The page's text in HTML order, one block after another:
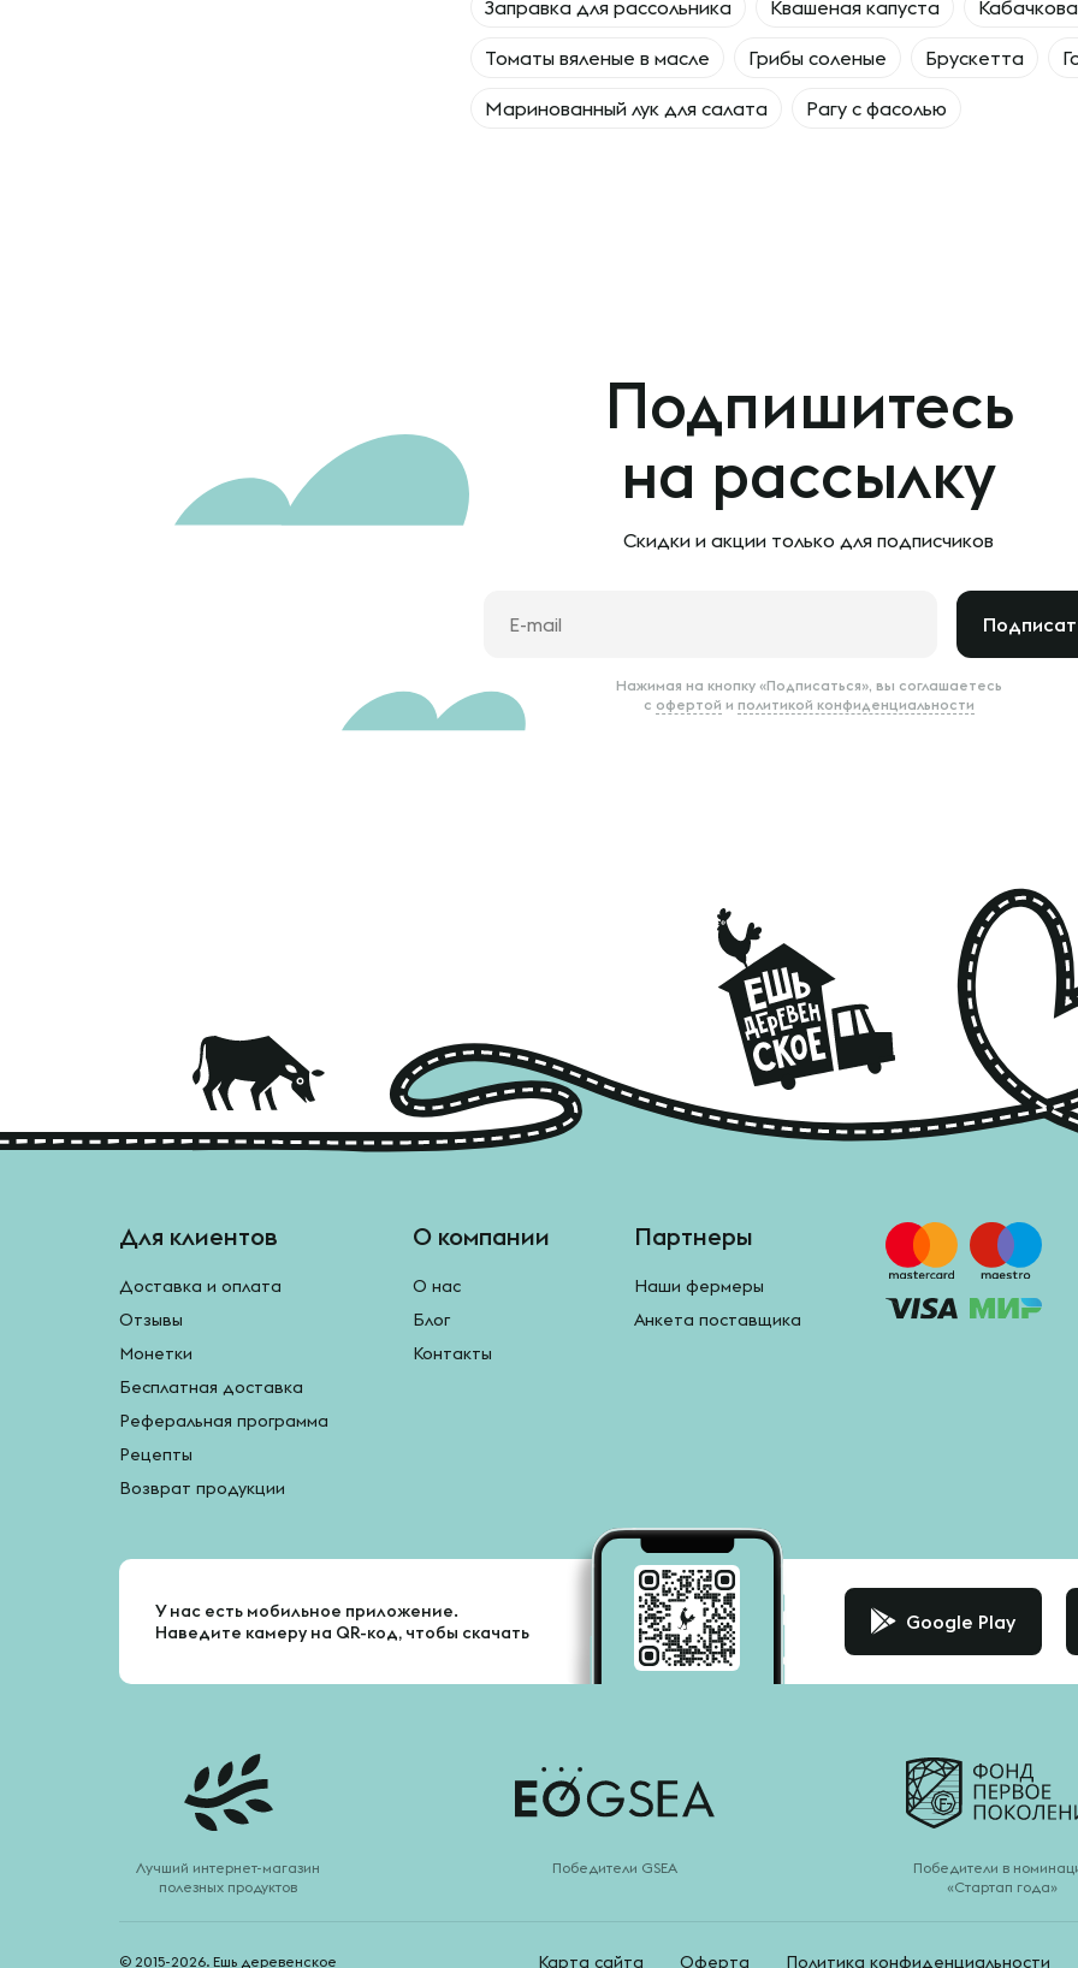
Заправка для рассольника Квашеная капуста
Томаты вяленые в масле Грибы соленые Брускетта
Маринованный лук для салата Рагу с фасолью
Подпишитесь
на рассылку
Скидки и акции только для подписчиков
Нажимая на кнопку «Подписаться», вы соглашаетесь
с офертой и политикой конфиденциальности
Для клиентов
Доставка и оплата
Отзывы
Монетки
Бесплатная доставка
Реферальная программа
Рецепты
Возврат продукции
О компании
О нас
Блог
Контакты
Партнеры
Наши фермеры
Анкета поставщика
У нас есть мобильное приложение.
Наведите камеру на QR-код, чтобы скачать
Google Play
Лучший интернет-магазин
полезных продуктов
Победители GSEA
Победители в
«Стартап года»
© 2015-2026. Ешь деревенское Карта сайта Оферта Политика конфиденциальности